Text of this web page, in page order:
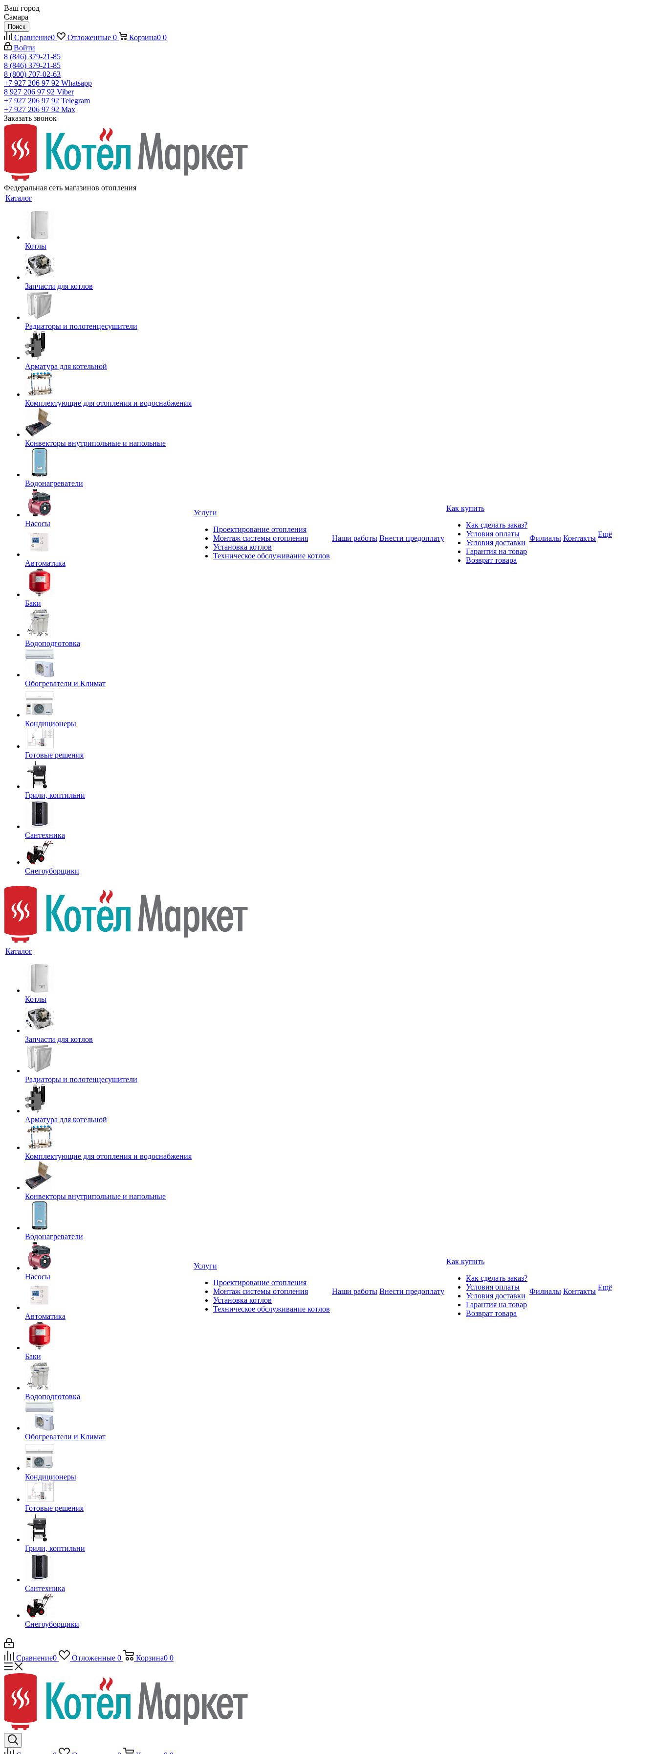
Ваш город
Самара
Поиск
Сравнение0 Отложенные 0 Корзина0 0
Войти
8 (846) 379-21-85
8 (846) 379-21-85
8 (800) 707-02-63
+7 927 206 97 92 Whatsapp
8 927 206 97 92 Viber
+7 927 206 97 92 Telegram
+7 927 206 97 92 Max
Заказать звонок
Федеральная сеть магазинов отопления
Каталог
Котлы
Запчасти для котлов
Радиаторы и полотенцесушители
Арматура для котельной
Комплектующие для отопления и водоснабжения
Конвекторы внутрипольные и напольные
Водонагреватели
Насосы
Автоматика
Баки
Водоподготовка
Обогреватели и Климат
Кондиционеры
Готовые решения
Грили, коптильни
Сантехника
Снегоуборщики
Услуги
Проектирование отопления
Монтаж системы отопления
Установка котлов
Техническое обслуживание котлов
Наши работы Внести предоплату
Как купить
Как сделать заказ?
Условия оплаты
Условия доставки
Гарантия на товар
Возврат товара
Филиалы Контакты Ещё
Каталог
Котлы
Запчасти для котлов
Радиаторы и полотенцесушители
Арматура для котельной
Комплектующие для отопления и водоснабжения
Конвекторы внутрипольные и напольные
Водонагреватели
Насосы
Автоматика
Баки
Водоподготовка
Обогреватели и Климат
Кондиционеры
Готовые решения
Грили, коптильни
Сантехника
Снегоуборщики
Услуги
Проектирование отопления
Монтаж системы отопления
Установка котлов
Техническое обслуживание котлов
Наши работы Внести предоплату
Как купить
Как сделать заказ?
Условия оплаты
Условия доставки
Гарантия на товар
Возврат товара
Филиалы Контакты Ещё
Сравнение0 Отложенные 0 Корзина0 0